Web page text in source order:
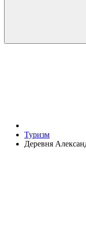
Туризм
Деревня